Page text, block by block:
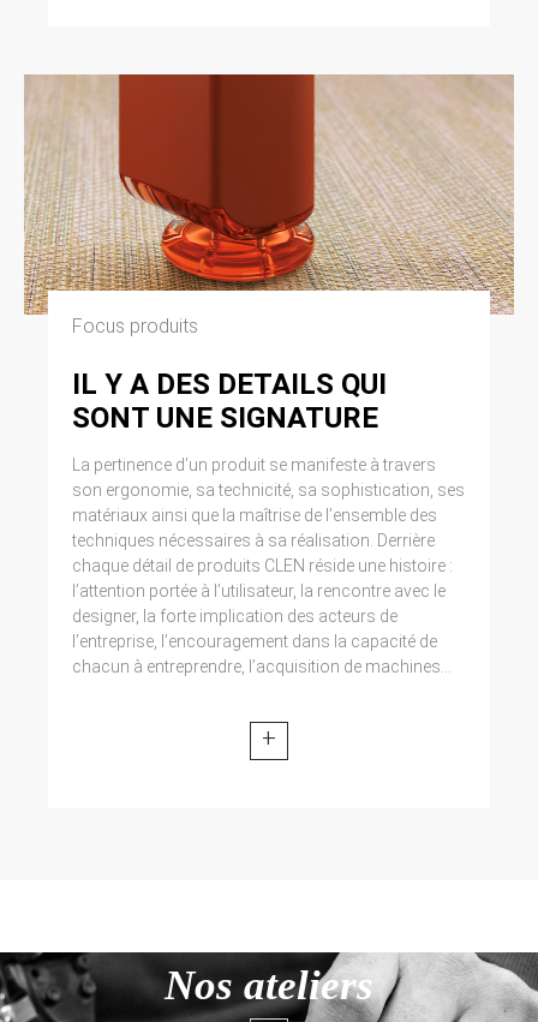
Focus produits
IL Y A DES DETAILS QUI
SONT UNE SIGNATURE
La pertinence d’un produit se manifeste à travers
son ergonomie, sa technicité, sa sophistication, ses
matériaux ainsi que la maîtrise de l’ensemble des
techniques nécessaires à sa réalisation. Derrière
chaque détail de produits CLEN réside une histoire :
l’attention portée à l’utilisateur, la rencontre avec le
designer, la forte implication des acteurs de
l’entreprise, l’encouragement dans la capacité de
chacun à entreprendre, l’acquisition de machines...
+
Nos ateliers